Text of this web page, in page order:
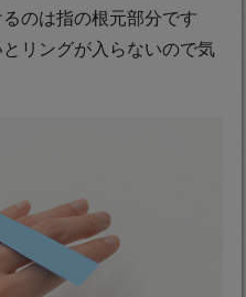
のは指の根元部分です
リングが入らないので気